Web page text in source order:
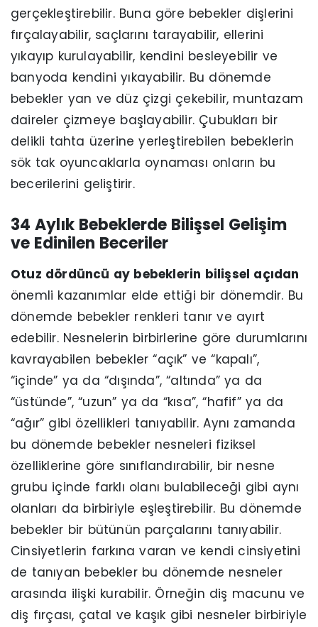
gerçekleştirebilir. Buna göre bebekler dişlerini
fırçalayabilir, saçlarını tarayabilir, ellerini
yıkayıp kurulayabilir, kendini besleyebilir ve
banyoda kendini yıkayabilir. Bu dönemde
bebekler yan ve düz çizgi çekebilir, muntazam
daireler çizmeye başlayabilir. Çubukları bir
delikli tahta üzerine yerleştirebilen bebeklerin
sök tak oyuncaklarla oynaması onların bu
becerilerini geliştirir.
34 Aylık Bebeklerde Bilişsel Gelişim
ve Edinilen Beceriler
Otuz dördüncü ay bebeklerin bilişsel açıdan
önemli kazanımlar elde ettiği bir dönemdir. Bu
dönemde bebekler renkleri tanır ve ayırt
edebilir. Nesnelerin birbirlerine göre durumlarını
kavrayabilen bebekler “açık” ve “kapalı”,
“içinde” ya da “dışında”, “altında” ya da
“üstünde”, “uzun” ya da “kısa”, “hafif” ya da
“ağır” gibi özellikleri tanıyabilir. Aynı zamanda
bu dönemde bebekler nesneleri fiziksel
özelliklerine göre sınıflandırabilir, bir nesne
grubu içinde farklı olanı bulabileceği gibi aynı
olanları da birbiriyle eşleştirebilir. Bu dönemde
bebekler bir bütünün parçalarını tanıyabilir.
Cinsiyetlerin farkına varan ve kendi cinsiyetini
de tanıyan bebekler bu dönemde nesneler
arasında ilişki kurabilir. Örneğin diş macunu ve
diş fırçası, çatal ve kaşık gibi nesneler birbiriyle